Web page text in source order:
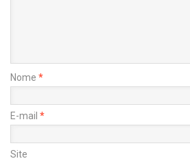
Nome *
E-mail *
Site